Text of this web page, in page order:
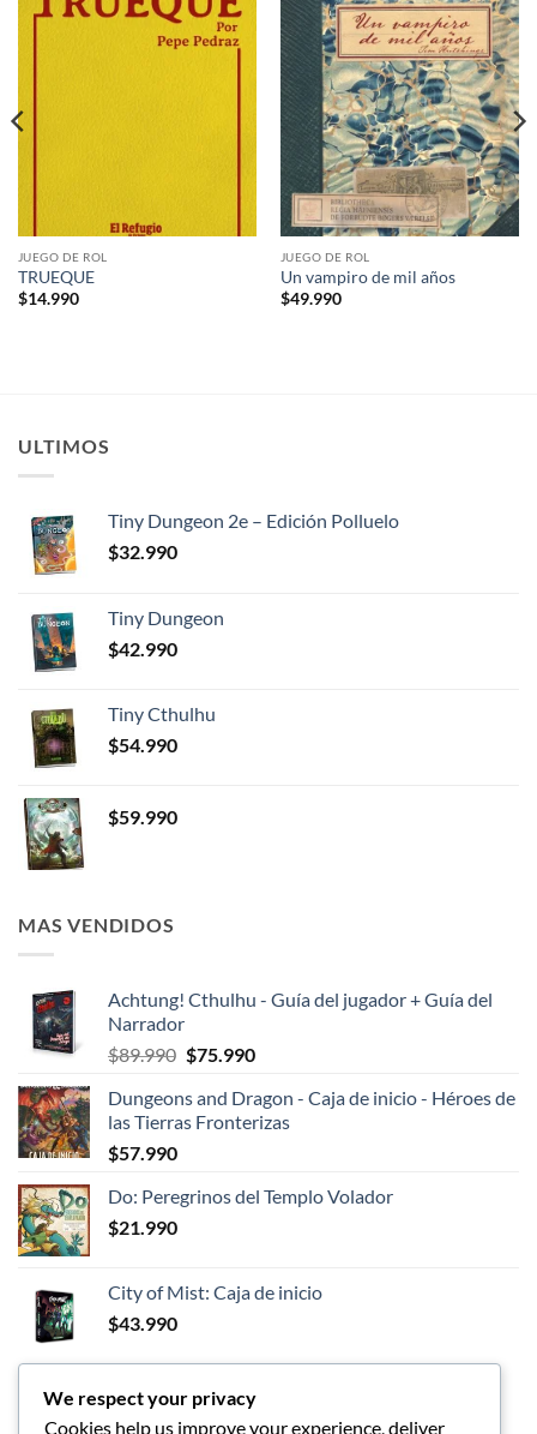
Añadir
a la
lista de
JUEGO DE ROL
TRUEQUE
$14.990
Añadir
a la
lista de
deseos
JUEGO DE ROL
Un vampiro de mil años
$49.990
ULTIMOS
Tiny Dungeon 2e – Edición Polluelo
$32.990
Tiny Dungeon
$42.990
Tiny Cthulhu
$54.990
$59.990
MAS VENDIDOS
Achtung! Cthulhu - Guía del jugador + Guía del
Narrador
$89.990 El
original
era:
$75.990El
actual
es:
Dungeons and Dragon - Caja de inicio - Héroes de
las Tierras Fronterizas
$57.990
Do: Peregrinos del Templo Volador
$21.990
City of Mist: Caja de inicio
$43.990
LOS MEJORES
We respect your privacy
Cookies help us improve your experience, deliver